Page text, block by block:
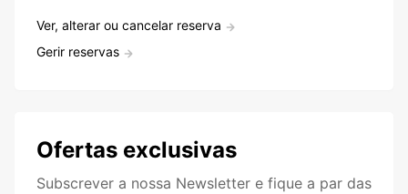
Ver, alterar ou cancelar reserva
Gerir reservas
Ofertas exclusivas
Subscrever a nossa Newsletter e fique a par das